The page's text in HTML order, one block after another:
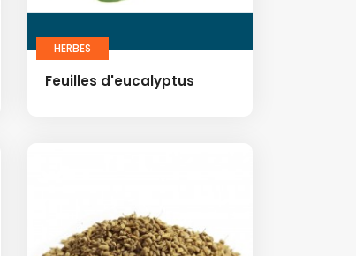
HERBES
Feuilles d'eucalyptus